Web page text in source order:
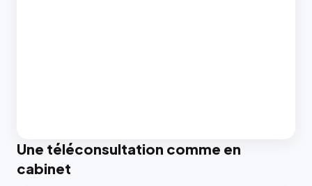
Une téléconsultation comme en
cabinet